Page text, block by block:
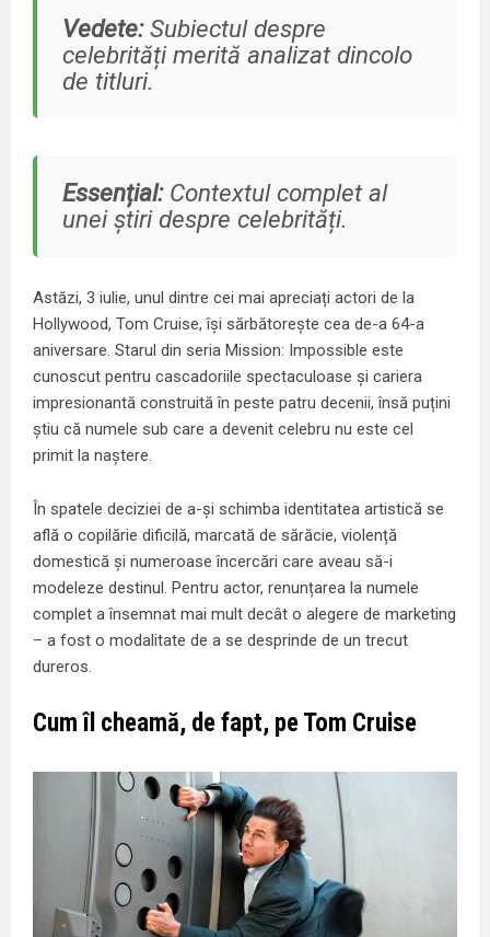
Vedete:Subiectul despre
celebrități merită analizat dincolo
de titluri.
Essențial:Contextul complet al
unei știri despre celebrități.
Astăzi, 3 iulie, unul dintre cei mai apreciați actori de la
Hollywood, Tom Cruise, își sărbătorește cea de-a 64-a
aniversare. Starul din seria Mission: Impossible este
cunoscut pentru cascadoriile spectaculoase și cariera
impresionantă construită în peste patru decenii, însă puțini
știu că numele sub care a devenit celebru nu este cel
primit la naștere.
În spatele deciziei de a-și schimba identitatea artistică se
află o copilărie dificilă, marcată de sărăcie, violență
domestică și numeroase încercări care aveau să-i
modeleze destinul. Pentru actor, renunțarea la numele
complet a însemnat mai mult decât o alegere de marketing
– a fost o modalitate de a se desprinde de un trecut
dureros.
Cum îl cheamă, de fapt, pe Tom Cruise